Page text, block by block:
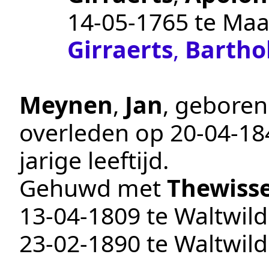
14‑05‑1765 te
Girraerts,
Meynen, Jan,
overleden op
jarige leeftijd.
Gehuwd met
13‑04‑1809 te
23‑02‑1890 te